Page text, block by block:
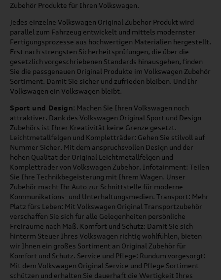
Zubehör Produkte für Ihren Volkswagen.
Jedes einzelne Volkswagen Original Zubehör Produkt wird
parallel zum Fahrzeug entwickelt und mittels modernster
Fertigungsprozesse aus hochwertigen Materialien hergestellt.
Erst nach strengsten Sicherheitsprüfungen, die über die
gesetzlich vorgeschriebenen Standards hinausgehen, finden
Sie die passgenauen Original Produkte im Volkswagen Zubehör
Sortiment. Damit Sie sicher und zufrieden bleiben. Und Ihr
Volkswagen ein Volkswagen bleibt.
Sport und Design: Machen Sie Ihren Volkswagen noch
attraktiver. Dank des Volkswagen Original Sport und Design
Zubehörs ist Ihrer Kreativität keine Grenze gesetzt.
Leichtmetallfelgen und Kompletträder: Gehen Sie stilvoll auf
Nummer Sicher. Mit dem anspruchsvollen Design und der
hohen Qualität der Original Leichtmetallfelgen und
Kompletträder von Volkswagen Zubehör. Infotainment: Teilen
Sie Ihre Technikbegeisterung mit Ihrem Wagen. Unser
Zubehör macht Ihr Auto zur Schnittstelle für moderne
Kommunikations- und Unterhaltungsmedien. Transport: Mehr
Platz fürs Leben: Mit Volkswagen Original Transportzubehör
verschaffen Sie sich für alle Gelegenheiten persönliche
Freiräume nach Maß. Komfort und Schutz: Damit Sie sich
hinterm Steuer Ihres Volkswagen richtig wohlfühlen, bieten
wir Ihnen ein großes Sortiment an Original Zubehör für
Komfort und Schutz. Service und Pflege: Rundum vorgesorgt:
Mit dem Volkswagen Original Service und Pflege Sortiment
schützen und erhalten Sie dauerhaft die Wertigkeit Ihres